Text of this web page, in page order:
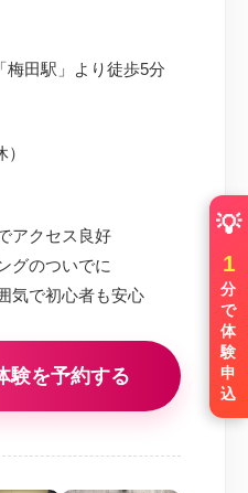
り場から隣
を左手に見る
い看板のスポ
ます。
梅田駅」より徒歩5分
アクセス良好
グのついでに
気で初心者も安心
験を予約する
💡
1
分
で
体
験
申
込